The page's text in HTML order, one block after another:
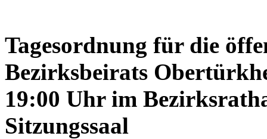
Tagesordnung für die
Bezirksbeirats
19:00 Uhr im
Sitzungssaal